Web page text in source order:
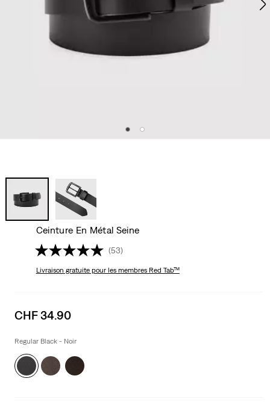
Ceinture En Métal Seine
(53)
Livraison gratuitepour les membres Red Tab™
Sale
is
CHF 34.90
Regular Black - Noir